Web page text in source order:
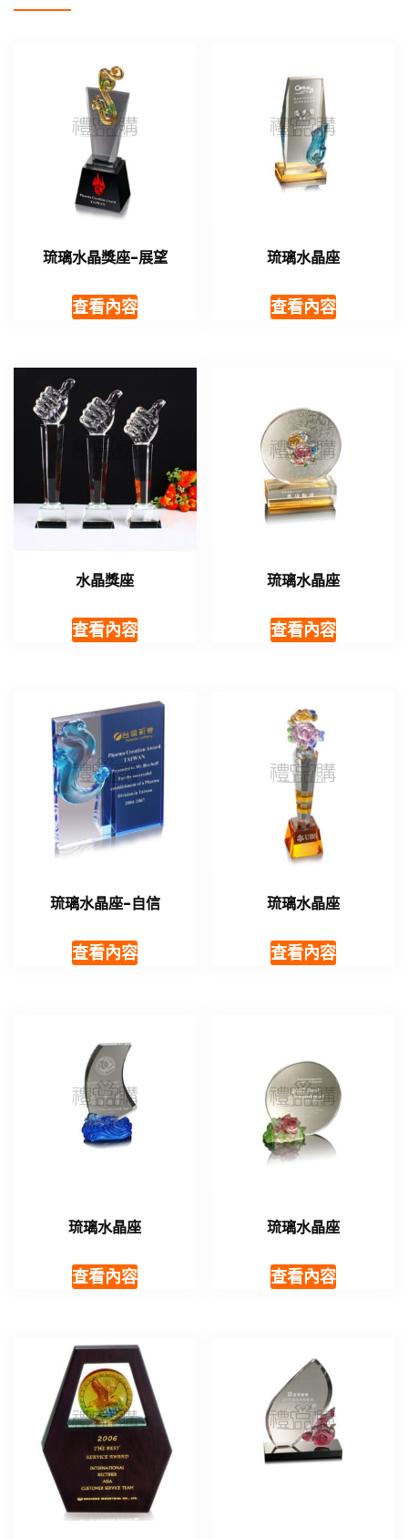
琉璃水晶獎座-展望
查看內容
琉璃水晶座
查看內容
水晶獎座
查看內容
琉璃水晶座
查看內容
琉璃水晶座-自信
查看內容
琉璃水晶座
查看內容
琉璃水晶座
查看內容
琉璃水晶座
查看內容